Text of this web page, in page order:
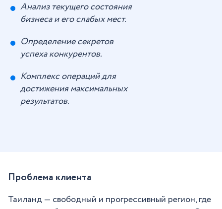
Анализ текущего состояния
бизнеса и его слабых мест.
Определение секретов
успеха конкурентов.
Комплекс операций для
достижения максимальных
результатов.
Проблема клиента
Таиланд — свободный и прогрессивный регион, где